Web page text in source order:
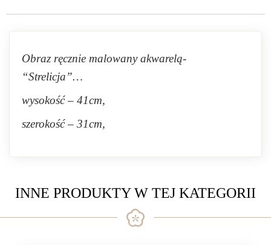
Obraz ręcznie malowany akwarelą-
“Strelicja”…
wysokość – 41cm,
szerokość – 31cm,
INNE PRODUKTY W TEJ KATEGORII